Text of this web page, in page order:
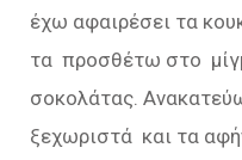
έχω αφαιρέσει τα
τα προσθέτω στο
σοκολάτας.
ξεχωριστά και τα